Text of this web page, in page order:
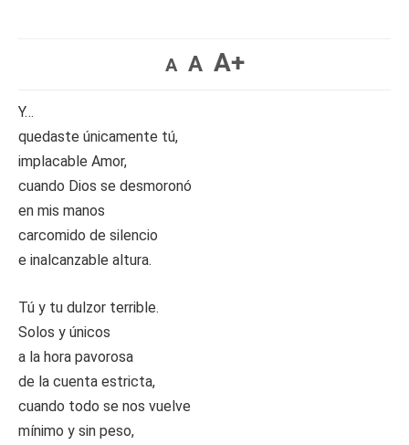
A A A+
Y…
quedaste únicamente tú,
implacable Amor,
cuando Dios se desmoronó
en mis manos
carcomido de silencio
e inalcanzable altura.
Tú y tu dulzor terrible.
Solos y únicos
a la hora pavorosa
de la cuenta estricta,
cuando todo se nos vuelve
mínimo y sin peso,